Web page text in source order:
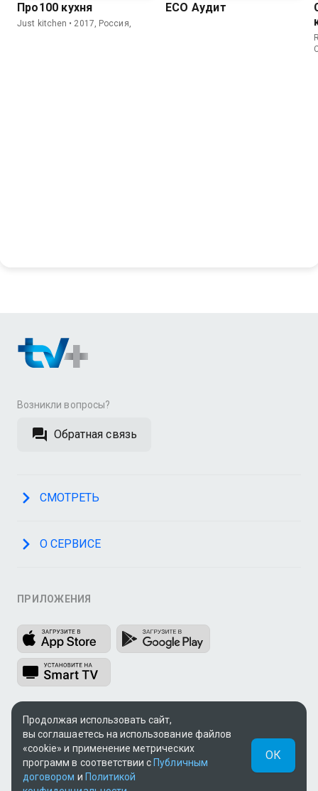
Про100 кухня
Just kitchen • 2017, Россия,
ECO Аудит
Возникли вопросы?
Обратная связь
СМОТРЕТЬ
О СЕРВИСЕ
ПРИЛОЖЕНИЯ
МЫ В СОЦСЕТЯХ
Продолжая использовать сайт,
вы соглашаетесь на использование файлов
«cookie» и применение метрических
программ в соответствии с Публичным
договором и Политикой
ОК